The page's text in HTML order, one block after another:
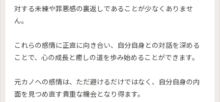
対する未練や罪悪感の裏返しであることが少なくありませ
ん。
これらの感情に正直に向き合い、自分自身との対話を深める
ことで、心の成長と癒しの道を歩み始めることができます。
元カノへの感情は、ただ避けるだけではなく、自分自身の内
面を見つめ直す貴重な機会となり得ます。